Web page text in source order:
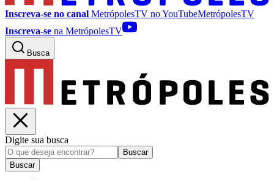
Inscreva-se no canal MetrópolesTV noYouTubeMetrópolesTV
Inscreva-se na MetrópolesTV
Busca
Digite sua busca
Buscar
Buscar